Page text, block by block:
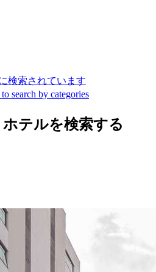
検索されています
search by categories
テルを検索する